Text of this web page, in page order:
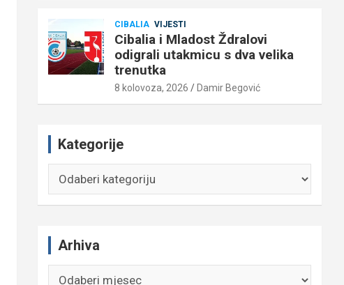
CIBALIA VIJESTI
Cibalia i Mladost Ždralovi
odigrali utakmicu s dva velika
trenutka
8 kolovoza, 2026 Damir Begović
Kategorije
Arhiva